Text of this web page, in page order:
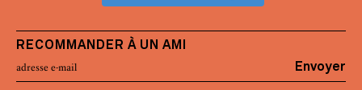
RECOMMANDER À UN AMI
Envoyer